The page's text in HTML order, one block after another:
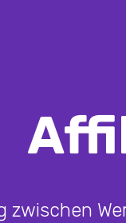
zwischen